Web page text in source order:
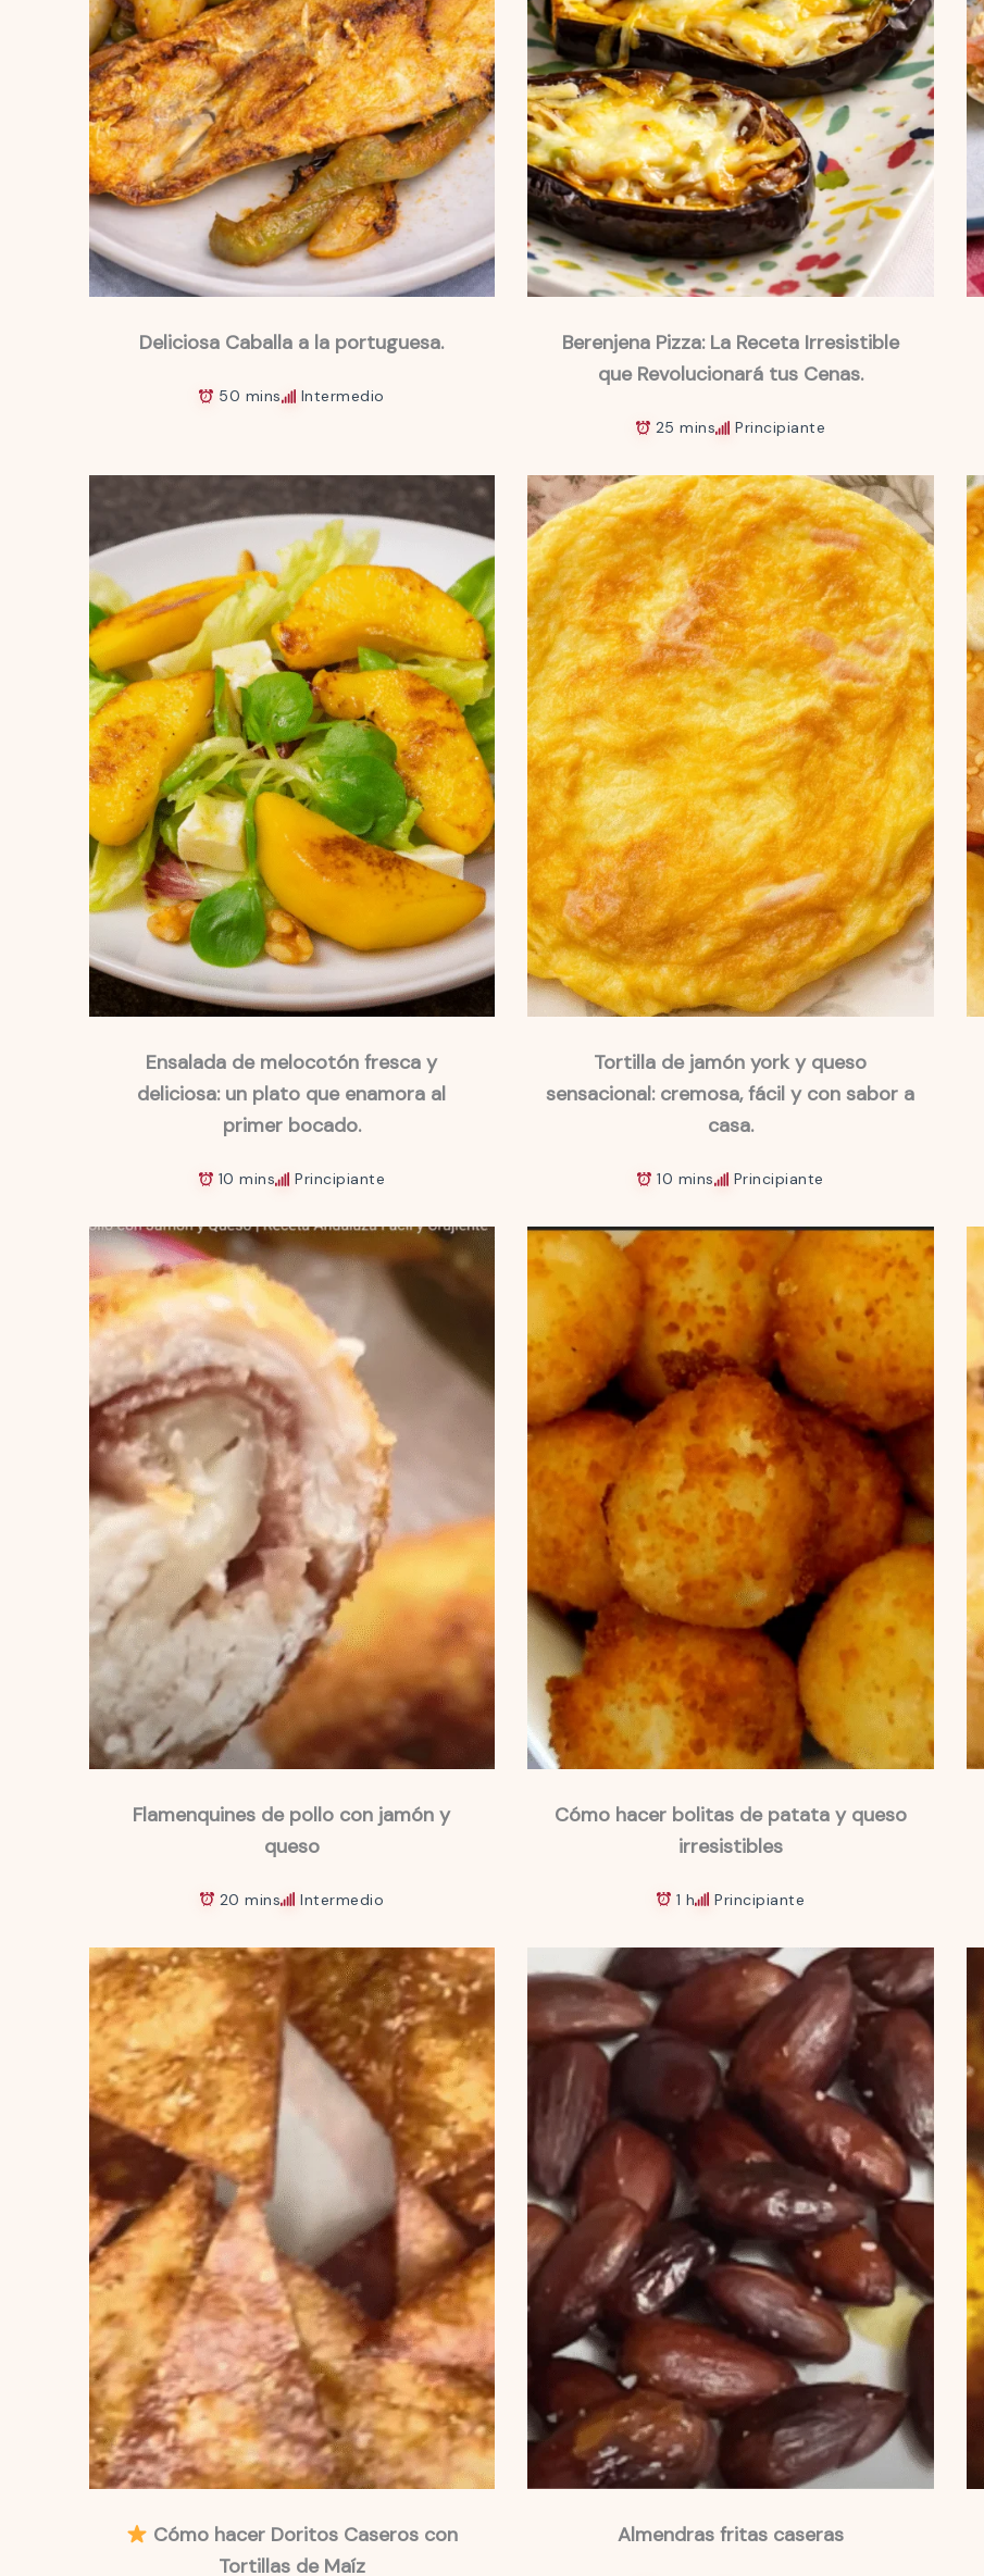
Deliciosa Caballa a la portuguesa.
50 mins Intermedio
Berenjena Pizza: La Receta Irresistible
que Revolucionará tus Cenas.
25 mins Principiante
Ensalada de melocotón fresca y
deliciosa: un plato que enamora al
primer bocado.
10 mins Principiante
Tortilla de jamón york y queso
sensacional: cremosa, fácil y con sabor a
casa.
10 mins Principiante
Flamenquines de pollo con jamón y
queso
20 mins Intermedio
Cómo hacer bolitas de patata y queso
irresistibles
1 h Principiante
Cómo hacer Doritos Caseros con
Tortillas de Maíz
Almendras fritas caseras